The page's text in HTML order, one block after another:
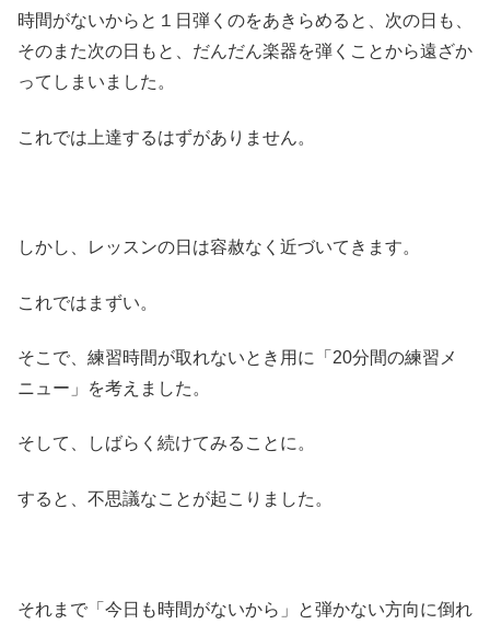
時間がないからと１日弾くのをあきらめると、次の日も、
そのまた次の日もと、だんだん楽器を弾くことから遠ざか
ってしまいました。
これでは上達するはずがありません。
しかし、レッスンの日は容赦なく近づいてきます。
これではまずい。
そこで、練習時間が取れないとき用に「20分間の練習メ
ニュー」を考えました。
そして、しばらく続けてみることに。
すると、不思議なことが起こりました。
それまで「今日も時間がないから」と弾かない方向に倒れ